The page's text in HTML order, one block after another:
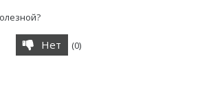
Нет (0)